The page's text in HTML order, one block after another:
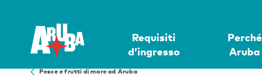
Requisiti
d’ingresso
Perché
Aruba
Pesce e frutti di mare ad Aruba